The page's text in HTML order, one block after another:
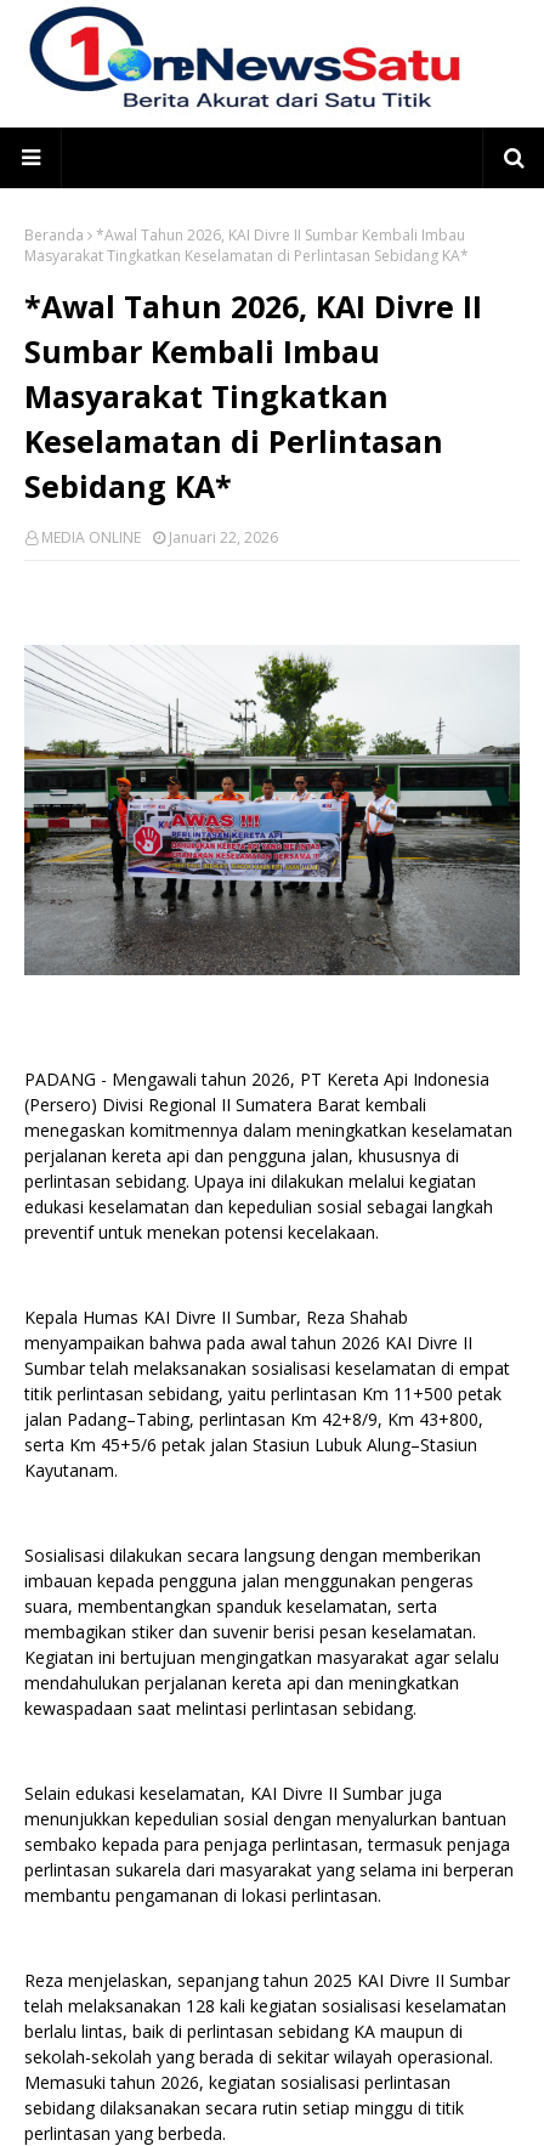
Beranda
*Awal Tahun 2026, KAI Divre II Sumbar Kembali Imbau
Masyarakat Tingkatkan Keselamatan di Perlintasan Sebidang KA*
*Awal Tahun 2026, KAI Divre II
Sumbar Kembali Imbau
Masyarakat Tingkatkan
Keselamatan di Perlintasan
Sebidang KA*
MEDIA ONLINE Januari 22, 2026
PADANG - Mengawali tahun 2026, PT Kereta Api Indonesia
(Persero) Divisi Regional II Sumatera Barat kembali
menegaskan komitmennya dalam meningkatkan keselamatan
perjalanan kereta api dan pengguna jalan, khususnya di
perlintasan sebidang. Upaya ini dilakukan melalui kegiatan
edukasi keselamatan dan kepedulian sosial sebagai langkah
preventif untuk menekan potensi kecelakaan.
Kepala Humas KAI Divre II Sumbar, Reza Shahab
menyampaikan bahwa pada awal tahun 2026 KAI Divre II
Sumbar telah melaksanakan sosialisasi keselamatan di empat
titik perlintasan sebidang, yaitu perlintasan Km 11+500 petak
jalan Padang–Tabing, perlintasan Km 42+8/9, Km 43+800,
serta Km 45+5/6 petak jalan Stasiun Lubuk Alung–Stasiun
Kayutanam.
Sosialisasi dilakukan secara langsung dengan memberikan
imbauan kepada pengguna jalan menggunakan pengeras
suara, membentangkan spanduk keselamatan, serta
membagikan stiker dan suvenir berisi pesan keselamatan.
Kegiatan ini bertujuan mengingatkan masyarakat agar selalu
mendahulukan perjalanan kereta api dan meningkatkan
kewaspadaan saat melintasi perlintasan sebidang.
Selain edukasi keselamatan, KAI Divre II Sumbar juga
menunjukkan kepedulian sosial dengan menyalurkan bantuan
sembako kepada para penjaga perlintasan, termasuk penjaga
perlintasan sukarela dari masyarakat yang selama ini berperan
membantu pengamanan di lokasi perlintasan.
Reza menjelaskan, sepanjang tahun 2025 KAI Divre II Sumbar
telah melaksanakan 128 kali kegiatan sosialisasi keselamatan
berlalu lintas, baik di perlintasan sebidang KA maupun di
sekolah-sekolah yang berada di sekitar wilayah operasional.
Memasuki tahun 2026, kegiatan sosialisasi perlintasan
sebidang dilaksanakan secara rutin setiap minggu di titik
perlintasan yang berbeda.